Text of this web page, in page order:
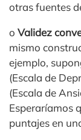
otras fuentes
o Validez
mismo
ejemplo,
(Escala de
(Escala de
Esperaríamos
puntajes en